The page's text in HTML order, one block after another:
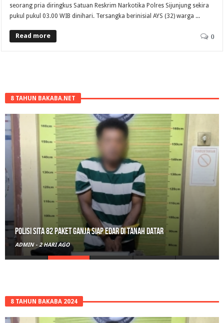
seorang pria diringkus Satuan Reskrim Narkotika Polres Sijunjung sekira
pukul pukul 03.00 WIB dinihari. Tersangka berinisial AYS (32) warga ...
Read more 0
8 TAHUN BAKABA.NET
Polisi Sita 82 Paket Ganja Siap Edar di Tanah Datar
ADMIN - 2 HARI AGO
8 TAHUN BAKABA 2024